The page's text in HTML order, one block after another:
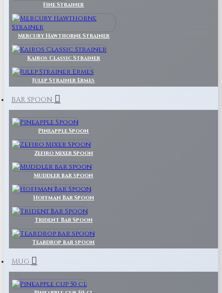
Fine Strainer
Mercury Hawthorne Strainer
Kairos Classic Strainer
Julep Strainer Ermes
BAR SPOON
Pineapple Spoon
Zefiro Mixer Spoon
Muddler bar spoon
Hoffman Bar Spoon
Trident Bar Spoon
Teardrop bar spoon
MUG